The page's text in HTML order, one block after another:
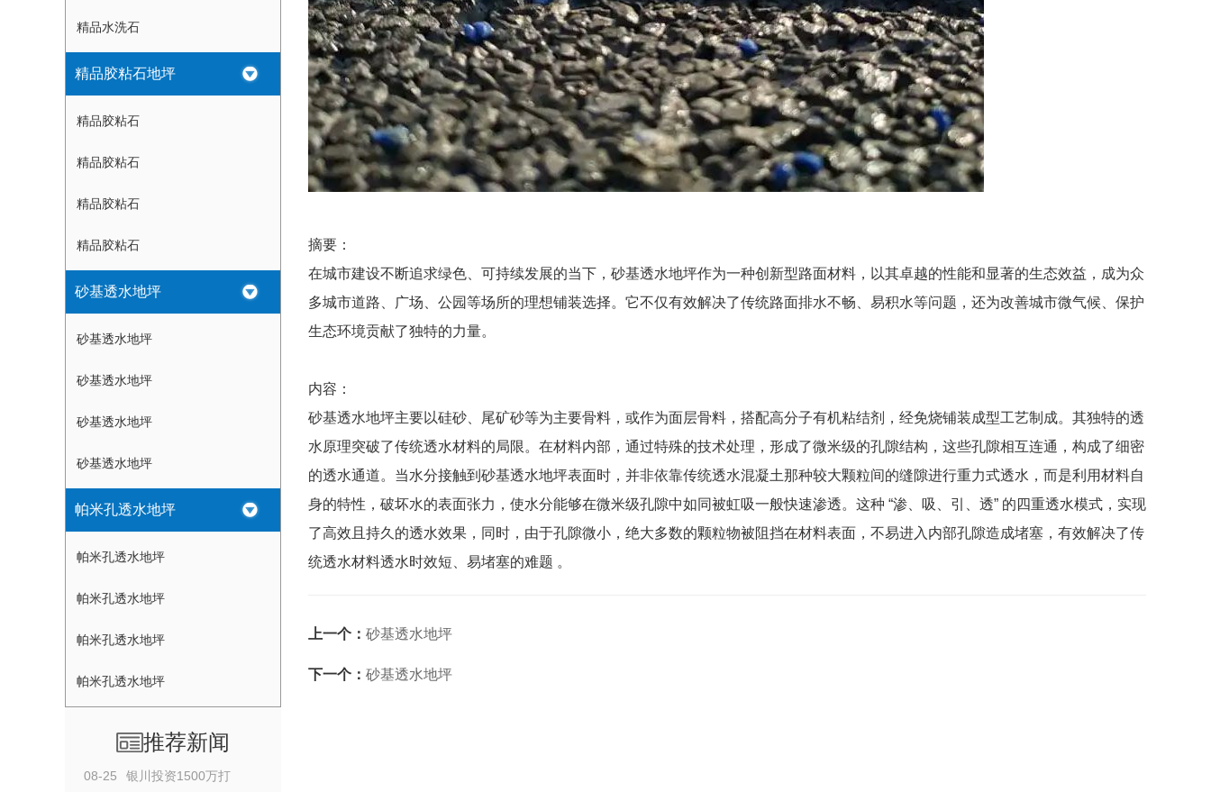
精品水洗石
精品胶粘石地坪
精品胶粘石
精品胶粘石
精品胶粘石
精品胶粘石
砂基透水地坪
砂基透水地坪
砂基透水地坪
砂基透水地坪
砂基透水地坪
帕米孔透水地坪
帕米孔透水地坪
帕米孔透水地坪
帕米孔透水地坪
帕米孔透水地坪
推荐新闻
08-25 银川投资1500万打
摘要：
在城市建设不断追求绿色、可持续发展的当下，砂基透水地坪作为一种创新型路面材料，以其卓越的性能和显著的生态效益，成为众
多城市道路、广场、公园等场所的理想铺装选择。它不仅有效解决了传统路面排水不畅、易积水等问题，还为改善城市微气候、保护
生态环境贡献了独特的力量。
内容：
砂基透水地坪主要以硅砂、尾矿砂等为主要骨料，或作为面层骨料，搭配高分子有机粘结剂，经免烧铺装成型工艺制成。其独特的透
水原理突破了传统透水材料的局限。在材料内部，通过特殊的技术处理，形成了微米级的孔隙结构，这些孔隙相互连通，构成了细密
的透水通道。当水分接触到砂基透水地坪表面时，并非依靠传统透水混凝土那种较大颗粒间的缝隙进行重力式透水，而是利用材料自
身的特性，破坏水的表面张力，使水分能够在微米级孔隙中如同被虹吸一般快速渗透。这种 “渗、吸、引、透” 的四重透水模式，实现
了高效且持久的透水效果，同时，由于孔隙微小，绝大多数的颗粒物被阻挡在材料表面，不易进入内部孔隙造成堵塞，有效解决了传
统透水材料透水时效短、易堵塞的难题 。
上一个： 砂基透水地坪
下一个： 砂基透水地坪